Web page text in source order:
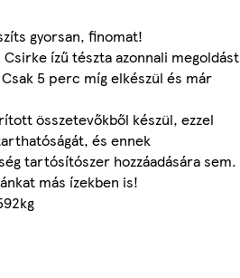
gyorsan, finomat!
ízű tészta azonnali megoldást
5 perc míg elkészül és már
összetevőkből készül, ezzel
és ennek
tartósítószer hozzáadására sem.
más ízekben is!